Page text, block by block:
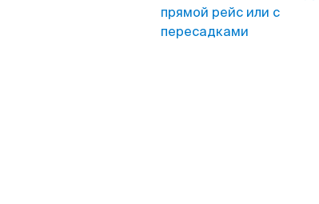
прямой рейс или с
пересадками